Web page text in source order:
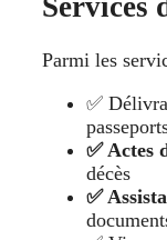
Services
Parmi les
✅
✅ Actes
décès
✅